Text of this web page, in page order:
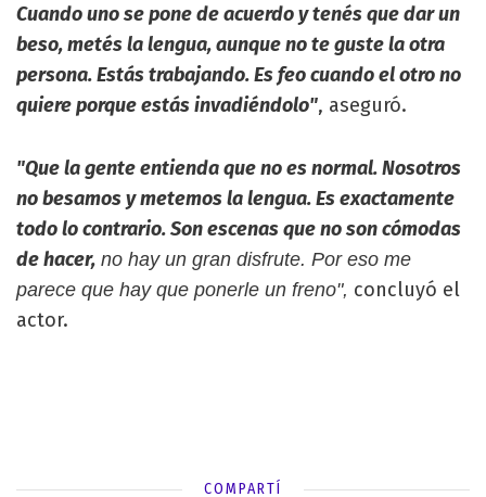
Cuando uno se pone de acuerdo y tenés que dar un
beso, metés la lengua, aunque no te guste la otra
persona. Estás trabajando. Es feo cuando el otro no
quiere porque estás invadiéndolo", aseguró.
"Que la gente entienda que no es normal. Nosotros
no besamos y metemos la lengua. Es exactamente
todo lo contrario. Son escenas que no son cómodas
de hacer, no hay un gran disfrute. Por eso me
parece que hay que ponerle un freno", concluyó el
actor.
COMPARTÍ